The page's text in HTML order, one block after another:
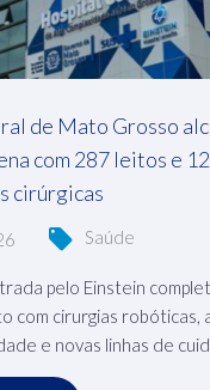
de Mato Grosso
com 287 leitos e 12
cirúrgicas
Saúde
pelo Einstein
com cirurgias robóticas,
e novas linhas de